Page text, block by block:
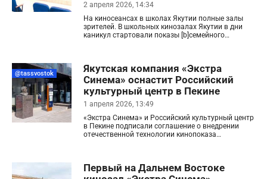
2 апреля 2026, 14:34
На киносеансах в школах Якутии полные залы
зрителей. В школьных кинозалах Якутии в дни
каникул стартовали показы [b]семейного
[b]«Экстра Синема»[/b] в городе Якутске, селе
Чаппанда Нюрбинского района и в селе Тас-Юрях
Мирнинского района с успехом идет картина по
мотивам произведений якутских писателей
Тимофея Сметанина и Якова Стручкова. В Саха-
политехническом лицее г. Якутска 31 марта на
спецпоказе заняты все 100 мест в зрительном
зале. Несмотря на то, что наступили каникулы –
в зале ученики с 1 по 5 класс, педагоги и
вопросов режиссеру, гримеру, актерам,
реквизиторам и костюмерам, специалисту по
@tassvostok
Якутская компания «Экстра
Синема» оснастит Российский
культурный центр в Пекине
1 апреля 2026, 13:49
«Экстра Синема» и Российский культурный центр
в Пекине подписали соглашение о внедрении
отечественной технологии кинопоказа
культурного центра в Пекине Татьяна
Уржумцева. В центре будет установлен
Первый на Дальнем Востоке